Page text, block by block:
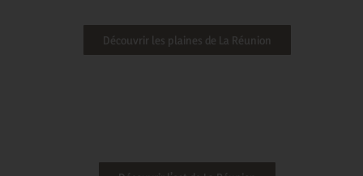
Découvrir les plaines de La Réunion